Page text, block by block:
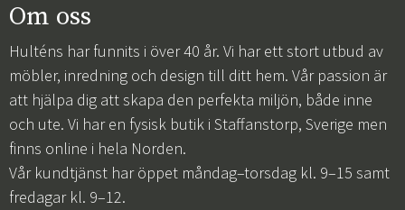
Om oss
Hulténs har funnits i över 40 år. Vi har ett stort utbud av
möbler, inredning och design till ditt hem. Vår passion är
att hjälpa dig att skapa den perfekta miljön, både inne
och ute. Vi har en fysisk butik i Staffanstorp, Sverige men
finns online i hela Norden.
Vår kundtjänst har öppet måndag–torsdag kl. 9–15 samt
fredagar kl. 9–12.